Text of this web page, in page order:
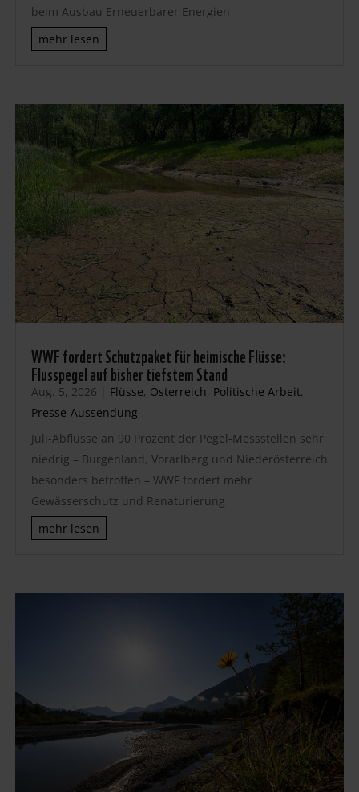
beim Ausbau Erneuerbarer Energien
mehr lesen
WWF fordert Schutzpaket für heimische Flüsse:
Flusspegel auf bisher tiefstem Stand
Aug. 5, 2026 | Flüsse, Österreich, Politische Arbeit,
Presse-Aussendung
Juli-Abflüsse an 90 Prozent der Pegel-Messstellen sehr
niedrig – Burgenland, Vorarlberg und Niederösterreich
besonders betroffen – WWF fordert mehr
Gewässerschutz und Renaturierung
mehr lesen